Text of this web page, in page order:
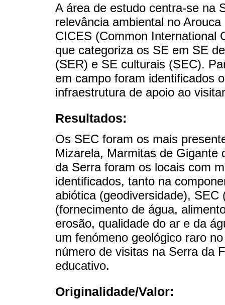
A área de estudo centra-se na
relevância ambiental no
CICES (Common International
que categoriza os SE em SE
(SER) e SE culturais (SEC).
em campo foram identificados
infraestrutura de apoio ao
Resultados:
Os SEC foram os mais
Mizarela, Marmitas de Gigante
da Serra foram os locais com
identificados, tanto na
abiótica (geodiversidade),
(fornecimento de água,
erosão, qualidade do ar e da
um fenómeno geológico raro
número de visitas na Serra da
educativo.
Originalidade/Valor: